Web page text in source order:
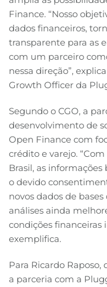
Finance. “Nosso
dados financeiros,
transparente para as
com um parceiro
nessa direção”,
Growth Officer da
Segundo o CGO, a
desenvolvimento de
Open Finance com
crédito e varejo.
Brasil, as
o devido
novos dados de
análises ainda
condições
exemplifica.
Para Ricardo
a parceria com a